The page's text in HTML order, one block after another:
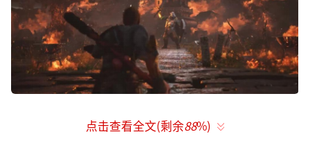
点击查看全文(剩余88%)